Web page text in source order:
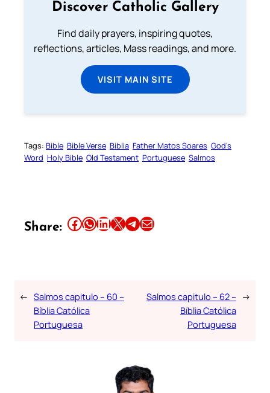
Discover Catholic Gallery
Find daily prayers, inspiring quotes,
reflections, articles, Mass readings, and more.
VISIT MAIN SITE
Tags: Bible Bible Verse Biblia Father Matos Soares God’s
Word Holy Bible Old Testament Portuguese Salmos
Share: Share this article on Facebook Share this article on WhatsApp Share this article on LinkedIn Share this article on X Share this article on TelegramEmail this Article
← Salmos capitulo – 60 –
Bíblia Católica
Portuguesa
Salmos capitulo – 62 –
Bíblia Católica
Portuguesa
→